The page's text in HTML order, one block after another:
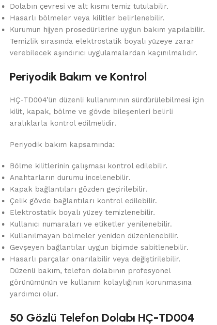
Dolabın çevresi ve alt kısmı temiz tutulabilir.
Hasarlı bölmeler veya kilitler belirlenebilir.
Kurumun hijyen prosedürlerine uygun bakım yapılabilir.
Temizlik sırasında elektrostatik boyalı yüzeye zarar
verebilecek aşındırıcı uygulamalardan kaçınılmalıdır.
Periyodik Bakım ve Kontrol
HÇ-TD004’ün düzenli kullanımının sürdürülebilmesi için
kilit, kapak, bölme ve gövde bileşenleri belirli
aralıklarla kontrol edilmelidir.
Periyodik bakım kapsamında:
Bölme kilitlerinin çalışması kontrol edilebilir.
Anahtarların durumu incelenebilir.
Kapak bağlantıları gözden geçirilebilir.
Çelik gövde bağlantıları kontrol edilebilir.
Elektrostatik boyalı yüzey temizlenebilir.
Kullanıcı numaraları ve etiketler yenilenebilir.
Kullanılmayan bölmeler yeniden düzenlenebilir.
Gevşeyen bağlantılar uygun biçimde sabitlenebilir.
Hasarlı parçalar onarılabilir veya değiştirilebilir.
Düzenli bakım, telefon dolabının profesyonel
görünümünün ve kullanım kolaylığının korunmasına
yardımcı olur.
50 Gözlü Telefon Dolabı HÇ-TD004